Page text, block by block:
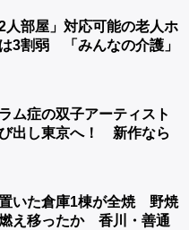
人部屋」対応可能の老人ホ
3割弱 「みんなの介護」
ム症の双子アーティスト
出し東京へ！ 新作なら
いた倉庫1棟が全焼 野焼
え移ったか 香川・善通